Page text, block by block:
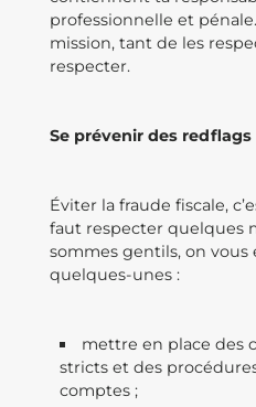
professionnelle et
mission, tant de les
respecter.
Se prévenir des redflags
Éviter la fraude fiscale,
faut respecter quelques
sommes gentils, on
quelques-unes :
mettre en place des
stricts et des
comptes ;